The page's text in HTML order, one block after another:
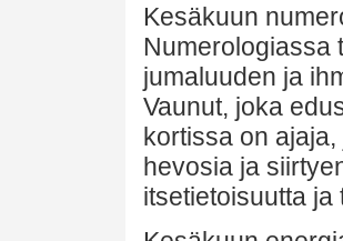
Kesäkuun
Numerologiassa
jumaluuden ja
Vaunut, joka
kortissa on
hevosia ja
itsetietoisuutta